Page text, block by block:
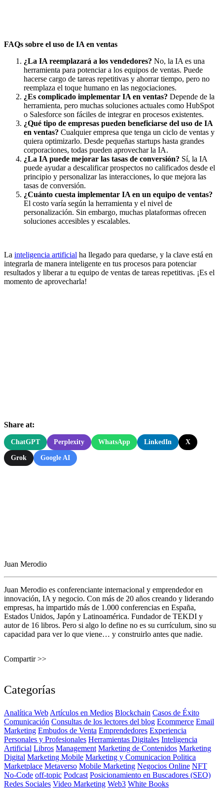
FAQs sobre el uso de IA en ventas
¿La IA reemplazará a los vendedores? No, la IA es una
herramienta para potenciar a los equipos de ventas. Puede
hacerse cargo de tareas repetitivas y ahorrar tiempo, pero no
reemplaza el toque humano en las negociaciones.
¿Es complicado implementar IA en ventas? Depende de la
herramienta, pero muchas soluciones actuales como HubSpot
o Salesforce son fáciles de integrar en procesos existentes.
¿Qué tipo de empresas pueden beneficiarse del uso de IA
en ventas? Cualquier empresa que tenga un ciclo de ventas y
quiera optimizarlo. Desde pequeñas startups hasta grandes
corporaciones, todas pueden aprovechar la IA.
¿La IA puede mejorar las tasas de conversión? Sí, la IA
puede ayudar a descalificar prospectos no calificados desde el
principio y personalizar las interacciones, lo que mejora las
tasas de conversión.
¿Cuánto cuesta implementar IA en un equipo de ventas?
El costo varía según la herramienta y el nivel de
personalización. Sin embargo, muchas plataformas ofrecen
soluciones accesibles y escalables.
La inteligencia artificial ha llegado para quedarse, y la clave está en
integrarla de manera inteligente en tus procesos para potenciar
resultados y liberar a tu equipo de ventas de tareas repetitivas. ¡Es el
momento de aprovecharla!
Share at:
ChatGPT Perplexity WhatsApp LinkedIn X
Grok Google AI
Juan Merodio
Juan Merodio es conferenciante internacional y emprendedor en
innovación, IA y negocio. Con más de 20 años creando y liderando
empresas, ha impartido más de 1.000 conferencias en España,
Estados Unidos, Japón y Latinoamérica. Fundador de TEKDI y
autor de 16 libros. Pero si algo lo define no es su currículum, sino su
capacidad para ver lo que viene… y construirlo antes que nadie.
Compartir >>
Categorías
Analítica Web Artículos en Medios Blockchain Casos de Éxito
Comunicación Consultas de los lectores del blog Ecommerce Email
Marketing Embudos de Venta Emprendedores Experiencia
Personales y Profesionales Herramientas Digitales Inteligencia
Artificial Libros Management Marketing de Contenidos Marketing
Digital Marketing Mobile Marketing y Comunicacion Politica
Marketplace Metaverso Mobile Marketing Negocios Online NFT
No-Code off-topic Podcast Posicionamiento en Buscadores (SEO)
Redes Sociales Video Marketing Web3 White Books